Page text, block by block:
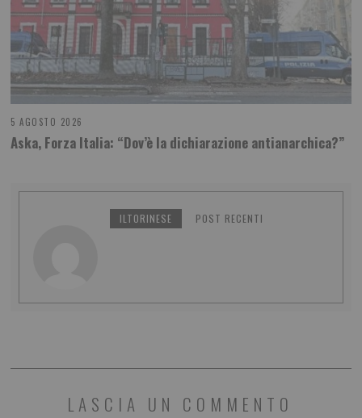
5 AGOSTO 2026
Aska, Forza Italia: “Dov’è la dichiarazione antianarchica?”
ILTORINESE POST RECENTI
LASCIA UN COMMENTO